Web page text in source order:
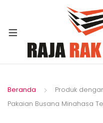
Beranda
Produk
Pakaian Busana Minahasa